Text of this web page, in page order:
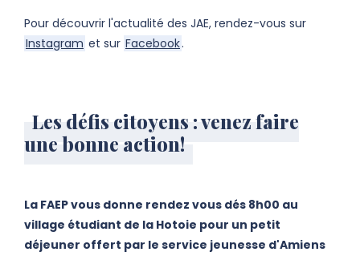
Pour découvrir l'actualité des JAE, rendez-vous sur
Instagram et sur Facebook.
Les défis citoyens : venez faire
une bonne action!
La FAEP vous donne rendez vous dés 8h00 au
village étudiant de la Hotoie pour un petit
déjeuner offert par le service jeunesse d'Amiens